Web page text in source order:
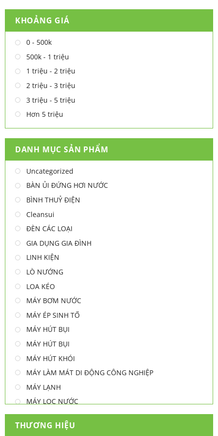
KHOẢNG GIÁ
0 - 500k
500k - 1 triệu
1 triệu - 2 triệu
2 triệu - 3 triệu
3 triệu - 5 triệu
Hơn 5 triệu
DANH MỤC SẢN PHẨM
Uncategorized
BÀN ỦI ĐỨNG HƠI NƯỚC
BÌNH THUỶ ĐIỆN
Cleansui
ĐÈN CÁC LOẠI
GIA DỤNG GIA ĐÌNH
LINH KIỆN
LÒ NƯỚNG
LOA KÉO
MÁY BƠM NƯỚC
MÁY ÉP SINH TỐ
MÁY HÚT BỤI
MÁY HÚT BỤI
MÁY HÚT KHÓI
MÁY LÀM MÁT DI ĐỘNG CÔNG NGHIỆP
MÁY LẠNH
MÁY LỌC NƯỚC
MÁY NƯỚC NÓNG
MÁY NƯỚC NÓNG - LẠNH
THƯƠNG HIỆU